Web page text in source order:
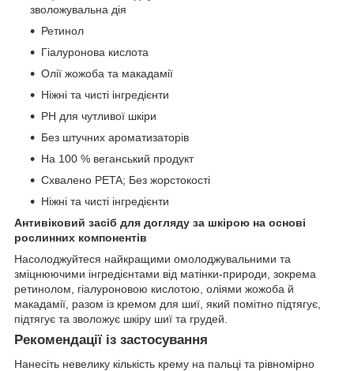
зволожувальна дія
Ретинол
Гіалуронова кислота
Олії жожоба та макадамії
Ніжні та чисті інгредієнти
PH для чутливої шкіри
Без штучних ароматизаторів
На 100 % веганський продукт
Схвалено PETA; Без жорстокості
Ніжні та чисті інгредієнти
Антивіковий засіб для догляду за шкірою на основі
рослинних компонентів
Насолоджуйтеся найкращими омолоджувальними та
зміцнюючими інгредієнтами від матінки-природи, зокрема
ретинолом, гіалуроновою кислотою, оліями жожоба й
макадамії, разом із кремом для шиї, який помітно підтягує,
підтягує та зволожує шкіру шиї та грудей.
Рекомендації із застосування
Нанесіть невелику кількість крему на пальці та рівномірно